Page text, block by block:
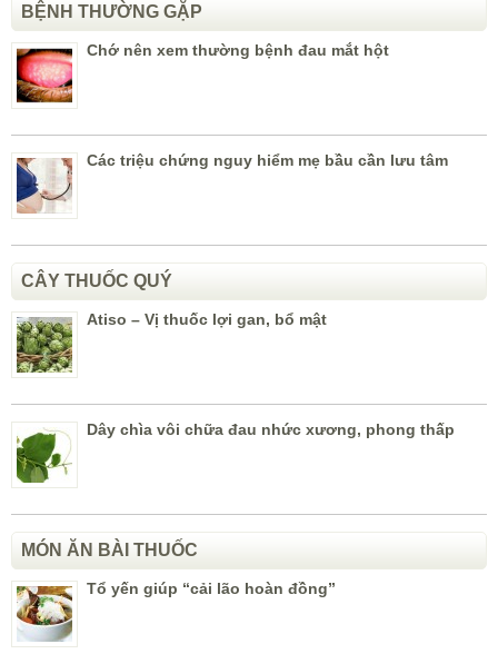
BỆNH THƯỜNG GẶP
Chớ nên xem thường bệnh đau mắt hột
Các triệu chứng nguy hiểm mẹ bầu cần lưu tâm
CÂY THUỐC QUÝ
Atiso – Vị thuốc lợi gan, bổ mật
Dây chìa vôi chữa đau nhức xương, phong thấp
MÓN ĂN BÀI THUỐC
Tổ yến giúp “cải lão hoàn đồng”